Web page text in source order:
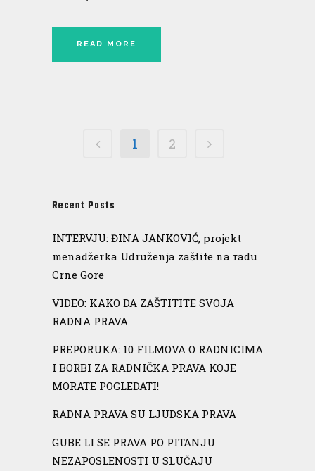
READ MORE
1 2
Recent Posts
INTERVJU: ĐINA JANKOVIĆ, projekt
menadžerka Udruženja zaštite na radu
Crne Gore
VIDEO: KAKO DA ZAŠTITITE SVOJA
RADNA PRAVA
PREPORUKA: 10 FILMOVA O RADNICIMA
I BORBI ZA RADNIČKA PRAVA KOJE
MORATE POGLEDATI!
RADNA PRAVA SU LJUDSKA PRAVA
GUBE LI SE PRAVA PO PITANJU
NEZAPOSLENOSTI U SLUČAJU